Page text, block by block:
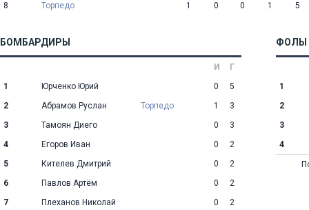
8
Торпедо 1 0 0 1 5
БОМБАРДИРЫ
И
Г
1
Юрченко Юрий 0
5
2
Абрамов Руслан Торпедо 1
3
3
Тамоян Диего 0
3
4
Егоров Иван 0
2
5
Кителев Дмитрий 0
2
6
Павлов Артём 0
2
7
Плеханов Николай 0
2
ФОЛЫ
1
2
3
4